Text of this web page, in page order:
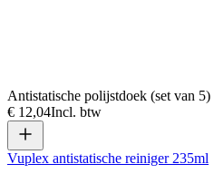
Antistatische polijstdoek (set van 5)
€ 12,04Incl. btw
Vuplex antistatische reiniger 235ml